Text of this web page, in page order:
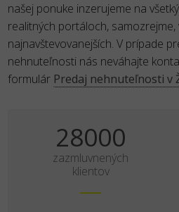
našej ponuke inzerujeme na
realitných portáloch,
najnavštevovanejších. V prípade
nehnuteľnosti nás neváhajte
formulár Predaj nehnuteľnosti v
35000
zazmluvnených
klientov